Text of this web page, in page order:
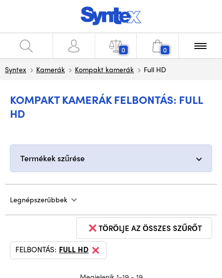
0 0
Syntex Kamerák Kompakt kamerák Full HD
KOMPAKT KAMERÁK FELBONTÁS: FULL
HD
Termékek szűrése
Legnépszerűbbek
TÖRÖLJE AZ ÖSSZES SZŰRŐT
FELBONTÁS: FULL HD